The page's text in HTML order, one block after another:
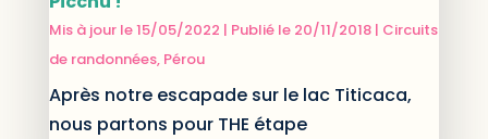
Mis à jour le 15/05/2022 | Publié le 20/11/2018| Circuits
de randonnées, Pérou
Après notre escapade sur le lac Titicaca,
nous partons pour THE étape